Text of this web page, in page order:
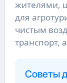
жителями,
для
чистым
транспорт,
Советы